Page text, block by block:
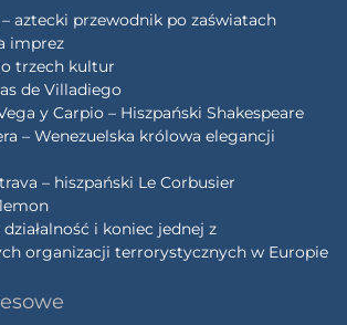
aztecki przewodnik po zaświatach
imprez
trzech kultur
de Villadiego
y Carpio – Hiszpański Shakespeare
– Wenezuelska królowa elegancji
– hiszpański Le Corbusier
działalność i koniec jednej z
organizacji terrorystycznych w Europie